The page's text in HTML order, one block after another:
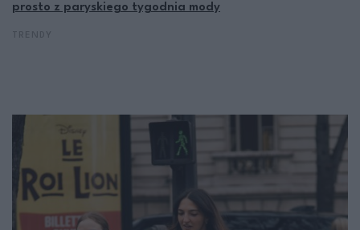
prosto z paryskiego tygodnia mody